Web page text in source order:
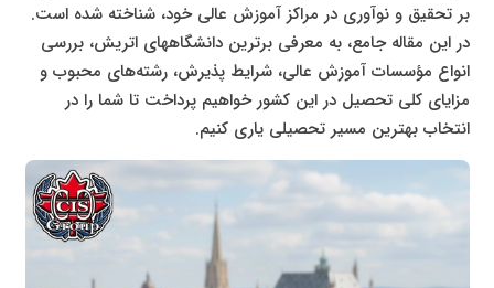
بر تحقیق و نوآوری در مراکز آموزش عالی خود، شناخته شده است.
در این مقاله جامع، به معرفی برترین دانشگاههای اتریش، بررسی
انواع مؤسسات آموزش عالی، شرایط پذیرش، رشته‌های محبوب و
مزایای کلی تحصیل در این کشور خواهیم پرداخت تا شما را در
انتخاب بهترین مسیر تحصیلی یاری کنیم.